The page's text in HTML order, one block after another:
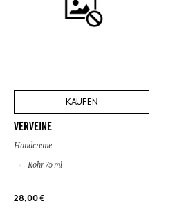
KAUFEN
VERVEINE
Handcreme
Rohr 75 ml
28,00 €